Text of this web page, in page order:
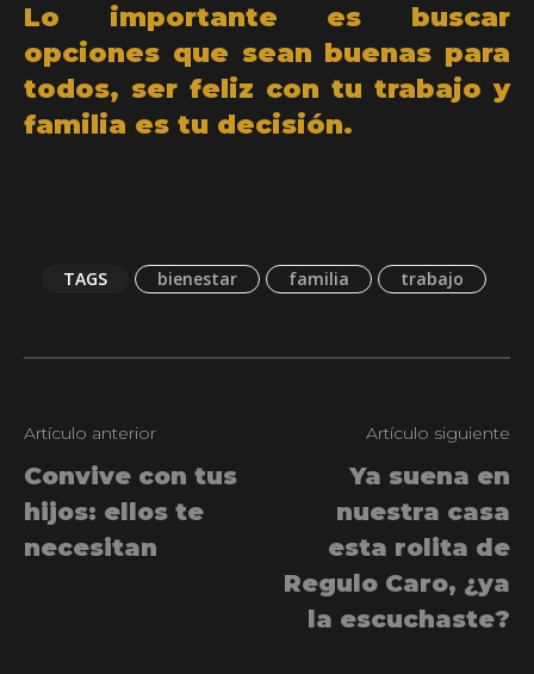
Lo importante es buscar
opciones que sean buenas para
todos, ser feliz con tu trabajo y
familia es tu decisión.
TAGS bienestar familia trabajo
Artículo anterior
Convive con tus
hijos: ellos te
necesitan
Artículo siguiente
Ya suena en
nuestra casa
esta rolita de
Regulo Caro, ¿ya
la escuchaste?